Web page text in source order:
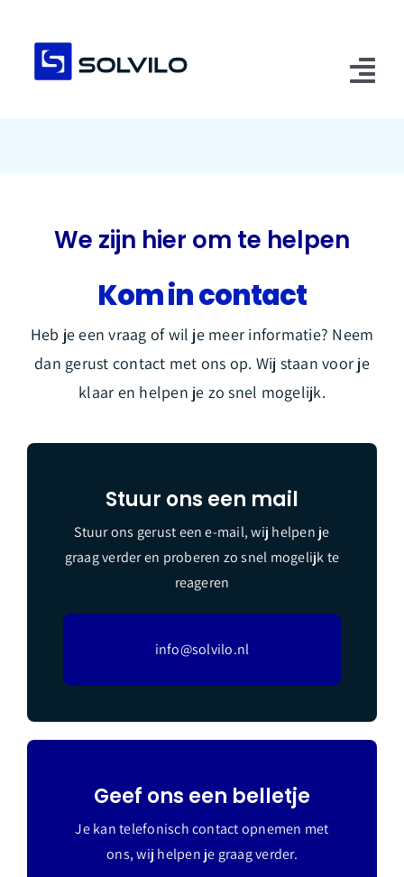
inhoud
Advies
Contact
We zijn hier om te helpen
Kom in contact
Heb je een vraag of wil je meer informatie? Neem
dan gerust contact met ons op. Wij staan voor je
klaar en helpen je zo snel mogelijk.
Stuur ons een mail
Stuur ons gerust een e-mail, wij helpen je
graag verder en proberen zo snel mogelijk te
reageren
info@solvilo.nl
Geef ons een belletje
Je kan telefonisch contact opnemen met
ons, wij helpen je graag verder.